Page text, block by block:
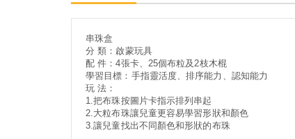
串珠盒
分 類：啟蒙玩具
配 件：4張卡、25個布粒及2枝木棍
學習目標：手指靈活度、排序能力、認知能力
玩 法：
1.把布珠按圖片卡指示排列串起
2.大粒布珠讓兒童更容易學習形狀和顏色
3.讓兒童找出不同顏色和形狀的布珠